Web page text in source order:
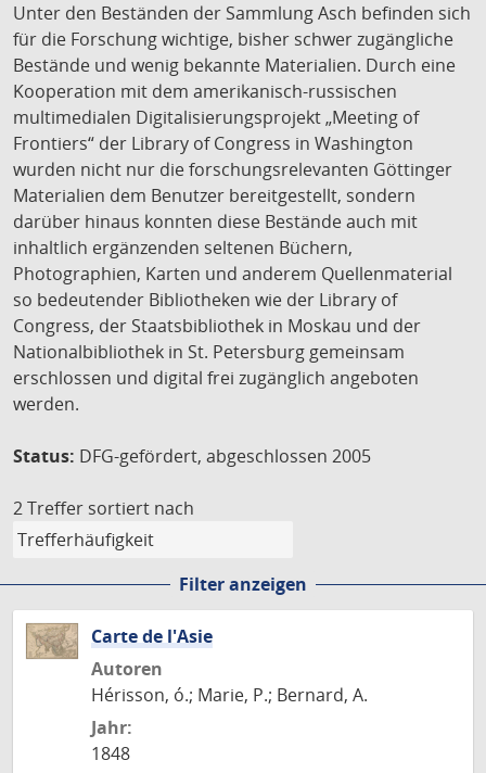
Unter den Beständen der Sammlung Asch befinden sich
für die Forschung wichtige, bisher schwer zugängliche
Bestände und wenig bekannte Materialien. Durch eine
Kooperation mit dem amerikanisch-russischen
multimedialen Digitalisierungsprojekt „Meeting of
Frontiers“ der Library of Congress in Washington
wurden nicht nur die forschungsrelevanten Göttinger
Materialien dem Benutzer bereitgestellt, sondern
darüber hinaus konnten diese Bestände auch mit
inhaltlich ergänzenden seltenen Büchern,
Photographien, Karten und anderem Quellenmaterial
so bedeutender Bibliotheken wie der Library of
Congress, der Staatsbibliothek in Moskau und der
Nationalbibliothek in St. Petersburg gemeinsam
erschlossen und digital frei zugänglich angeboten
werden.
Status: DFG-gefördert, abgeschlossen 2005
2 Treffer sortiert nach
Filter anzeigen
Carte de l'Asie
Autoren
Hérisson, ó.; Marie, P.; Bernard, A.
Jahr:
1848